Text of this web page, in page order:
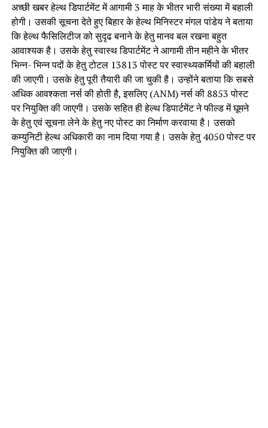
अच्छी खबर हेल्थ डिपार्टमेंट में आगामी 3 माह के भीतर भारी संख्या में बहाली
होगी। उसकी सूचना देते हुए बिहार के हेल्थ मिनिस्टर मंगल पांडेय ने बताया
कि हेल्थ फैसिलिटीज को सुदृढ बनाने के हेतु मानव बल रखना बहुत
आवाश्यक है। उसके हेतु स्वास्थ डिपार्टमेंट ने आगामी तीन महीने के भीतर
भिन्न- भिन्न पदों के हेतु टोटल 13813 पोस्ट पर स्वास्थ्यकर्मियों की बहाली
की जाएगी। उसके हेतु पूरी तैयारी की जा चुकी है। उन्होंने बताया कि सबसे
अधिक आवश्कता नर्स की होती है, इसलिए (ANM) नर्स की 8853 पोस्ट
पर नियुक्ति की जाएगी। उसके सहित ही हेल्थ डिपार्टमेंट ने फील्ड में घूमने
के हेतु एवं सूचना लेने के हेतु नए पोस्ट का निर्माण करवाया है। उसको
कम्युनिटी हेल्थ अधिकारी का नाम दिया गया है। उसके हेतु 4050 पोस्ट पर
नियुक्ति की जाएगी।